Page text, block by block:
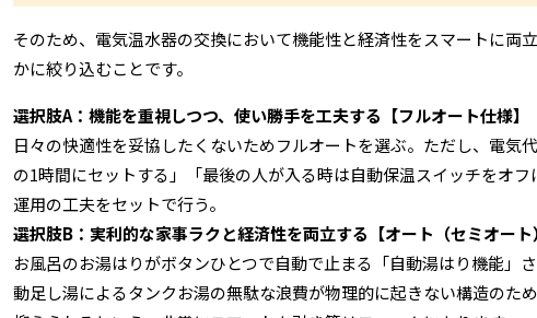
そのため、電気温水器の交換において機能性と経済性をスマートに両
かに絞り込むことです。
選択肢A：機能を重視しつつ、使い勝手を工夫する【フルオート仕様】
日々の快適性を妥協したくないためフルオートを選ぶ。ただし、電
の1時間にセットする」「最後の人が入る時は自動保温スイッチをオ
運用の工夫をセットで行う。
選択肢B：実利的な家事ラクと経済性を両立する【オート（セミオート
お風呂のお湯はりがボタンひとつで自動で止まる「自動湯はり機能」
動足し湯によるタンクお湯の無駄な浪費が物理的に起きない構造のた